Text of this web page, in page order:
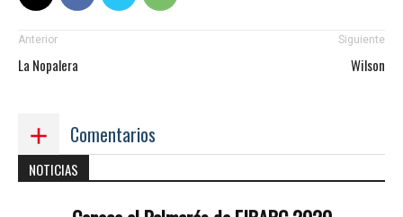
Anterior
La Nopalera
Siguiente
Wilson
Comentarios
NOTICIAS